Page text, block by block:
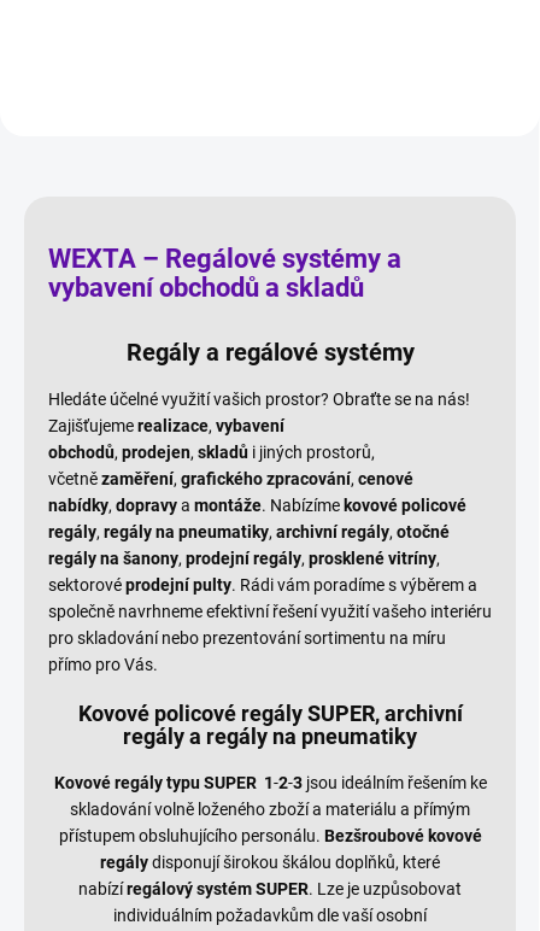
WEXTA – Regálové systémy a
vybavení obchodů a skladů
Regály a regálové systémy
Hledáte účelné využití vašich prostor? Obraťte se na nás!
Zajišťujemerealizace, vybavení
obchodů, prodejen, skladů i jiných prostorů,
včetnězaměření, grafického zpracování, cenové
nabídky, dopravya montáže. Nabízíme kovové policové
regály, regály na pneumatiky, archivní regály, otočné
regály na šanony, prodejní regály, prosklené vitríny,
sektorovéprodejní pulty. Rádi vám poradíme s výběrem a
společně navrhneme efektivní řešení využití vašeho interiéru
pro skladování nebo prezentování sortimentu na míru
přímo pro Vás.
Kovové policové regály SUPER, archivní
regály a regály na pneumatiky
Kovové regály typu SUPER 1-2-3jsou ideálním řešením ke
skladování volně loženého zboží a materiálu a přímým
přístupem obsluhujícího personálu. Bezšroubové kovové
regálydisponují širokou škálou doplňků, které
nabízíregálový systém SUPER. Lze je uzpůsobovat
individuálním požadavkům dle vaší osobní